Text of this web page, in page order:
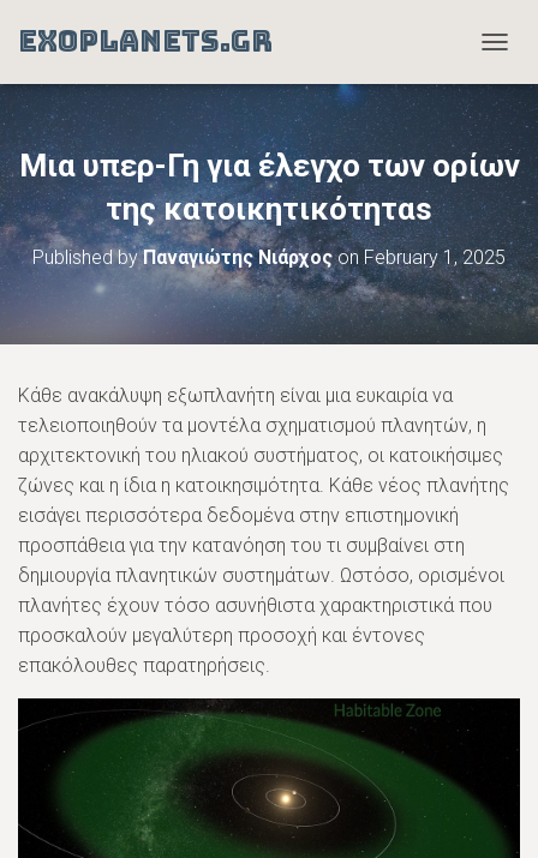
EXOPLANETS.GR
O
G
L
E
A
V
I
G
A
Μια υπερ-Γη για έλεγχο των ορίων
της κατοικητικότηταs
Published byΠαναγιώτης Νιάρχοςon February 1, 2025
Κάθε ανακάλυψη εξωπλανήτη είναι μια ευκαιρία να
τελειοποιηθούν τα μοντέλα σχηματισμού πλανητών, η
αρχιτεκτονική του ηλιακού συστήματος, οι κατοικήσιμες
ζώνες και η ίδια η κατοικησιμότητα. Κάθε νέος πλανήτης
εισάγει περισσότερα δεδομένα στην επιστημονική
προσπάθεια για την κατανόηση του τι συμβαίνει στη
δημιουργία πλανητικών συστημάτων. Ωστόσο, ορισμένοι
πλανήτες έχουν τόσο ασυνήθιστα χαρακτηριστικά που
προσκαλούν μεγαλύτερη προσοχή και έντονες
επακόλουθες παρατηρήσεις.